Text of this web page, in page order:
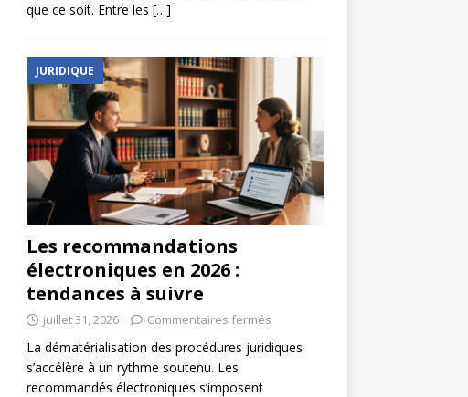
que ce soit. Entre les […]
JURIDIQUE
Les recommandations
électroniques en 2026 :
tendances à suivre
juillet 31, 2026 Commentaires fermés
La dématérialisation des procédures juridiques
s’accélère à un rythme soutenu. Les
recommandés électroniques s’imposent